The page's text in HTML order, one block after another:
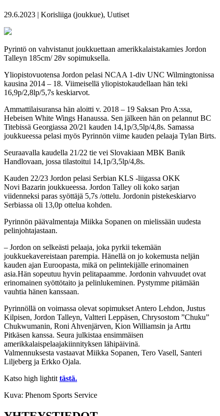
29.6.2023 | Korisliiga (joukkue), Uutiset
Pyrintö on vahvistanut joukkuettaan amerikkalaistakamies Jordon
Talleyn 185cm/ 28v sopimuksella.
Yliopistovuotensa Jordon pelasi NCAA 1-div UNC Wilmingtonissa
kausina 2014 – 18. Viimeisellä yliopistokaudellaan hän teki
16,9p/2,8lp/5,7s keskiarvot.
Ammattilaisuransa hän aloitti v. 2018 – 19 Saksan Pro A:ssa,
Hebeisen White Wings Hanaussa. Sen jälkeen hän on pelannut BC
Titebissä Georgiassa 20/21 kauden 14,1p/3,5lp/4,8s. Samassa
joukkueessa pelasi myös Pyrinnön viime kauden pelaaja Tylan Birts.
Seuraavalla kaudella 21/22 tie vei Slovakiaan MBK Banik
Handlovaan, jossa tilastoitui 14,1p/3,5lp/4,8s.
Kauden 22/23 Jordon pelasi Serbian KLS -liigassa OKK
Novi Bazarin joukkueessa. Jordon Talley oli koko sarjan
viidenneksi paras syöttäjä 5,7s /ottelu. Jordonin pistekeskiarvo
Serbiassa oli 13,0p ottelua kohden.
Pyrinnön päävalmentaja Miikka Sopanen on mielissään uudesta
pelinjohtajastaan.
– Jordon on selkeästi pelaaja, joka pyrkii tekemään
joukkuekavereistaan parempia. Hänellä on jo kokemusta neljän
kauden ajan Euroopasta, mikä on pelintekijälle erinomainen
asia.Hän sopeutuu hyvin pelitapaamme. Jordonin vahvuudet ovat
erinomainen syöttötaito ja pelinlukeminen. Pystymme pitämään
vauhtia hänen kanssaan.
Pyrinnöllä on voimassa olevat sopimukset Antero Lehdon, Justus
Kilpisen, Jordon Talleyn, Valtteri Leppäsen, Chrysostom ”Chuku”
Chukwumanin, Roni Ahvenjärven, Kion Williamsin ja Arttu
Pitkäsen kanssa. Seura julkistaa ensimmäisen
amerikkalaispelaajakiinnityksen lähipäivinä.
Valmennuksesta vastaavat Miikka Sopanen, Tero Vasell, Santeri
Liljeberg ja Erkko Ojala.
Katso high lightit tästä.
Kuva: Phenom Sports Service